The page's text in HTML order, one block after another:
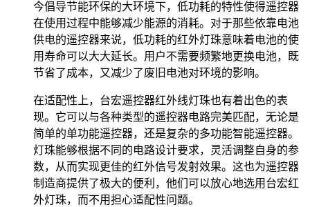
今倡导节能环保的大环境下，低功耗的特性使得遥控器
在使用过程中能够减少能源的消耗。对于那些依靠电池
供电的遥控器来说，低功耗的红外灯珠意味着电池的使
用寿命可以大大延长。用户不需要频繁地更换电池，既
节省了成本，又减少了废旧电池对环境的影响。
在适配性上，台宏遥控器红外线灯珠也有着出色的表
现。它可以与各种类型的遥控器电路完美匹配，无论是
简单的单功能遥控器，还是复杂的多功能智能遥控器。
灯珠能够根据不同的电路设计要求，灵活调整自身的参
数，从而实现更佳的红外信号发射效果。这也为遥控器
制造商提供了极大的便利，他们可以放心地选用台宏红
外灯珠，而不用担心适配性问题。